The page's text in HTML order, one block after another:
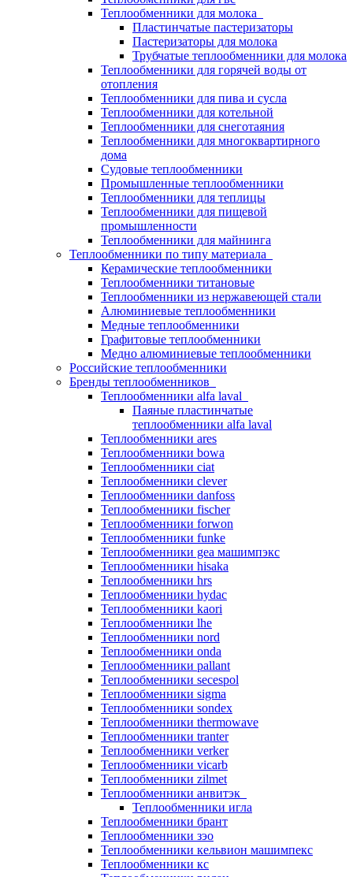
Теплообменники для молока
Пластинчатые пастеризаторы
Пастеризаторы для молока
Трубчатые теплообменники для молока
Теплообменники для горячей воды от
отопления
Теплообменники для пива и сусла
Теплообменники для котельной
Теплообменники для снеготаяния
Теплообменники для многоквартирного
дома
Судовые теплообменники
Промышленные теплообменники
Теплообменники для теплицы
Теплообменники для пищевой
промышленности
Теплообменники для майнинга
Теплообменники по типу материала
Керамические теплообменники
Теплообменники титановые
Теплообменники из нержавеющей стали
Алюминиевые теплообменники
Медные теплообменники
Графитовые теплообменники
Медно алюминиевые теплообменники
Российские теплообменники
Бренды теплообменников
Теплообменники alfa laval
Паяные пластинчатые
теплообменники alfa laval
Теплообменники ares
Теплообменники bowa
Теплообменники ciat
Теплообменники clever
Теплообменники danfoss
Теплообменники fischer
Теплообменники forwon
Теплообменники funke
Теплообменники gea машимпэкс
Теплообменники hisaka
Теплообменники hrs
Теплообменники hydac
Теплообменники kaori
Теплообменники lhe
Теплообменники nord
Теплообменники onda
Теплообменники pallant
Теплообменники secespol
Теплообменники sigma
Теплообменники sondex
Теплообменники thermowave
Теплообменники tranter
Теплообменники verker
Теплообменники vicarb
Теплообменники zilmet
Теплообменники анвитэк
Теплообменники игла
Теплообменники брант
Теплообменники зэо
Теплообменники кельвион машимпекс
Теплообменники кс